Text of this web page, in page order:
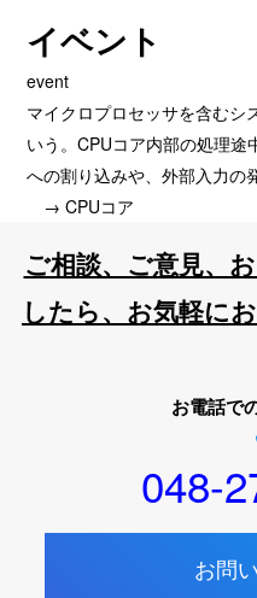
イベント
event
マイクロプロセッサを含むシ
いう。CPUコア内部の処理途
への割り込みや、外部入力の
→ CPUコア
ご相談、ご意見、
したら、お気軽に
お電話で
048-
お問